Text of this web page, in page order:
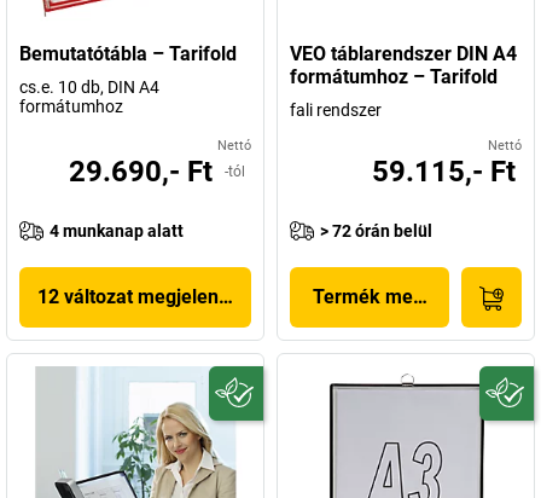
Bemutatótábla – Tarifold
cs.e. 10 db, DIN A4
formátumhoz
Nettó
29.690,- Ft -tól
4 munkanap alatt
12 változat megjelenítése
VEO táblarendszer DIN A4
formátumhoz – Tarifold
fali rendszer
Nettó
59.115,- Ft
> 72 órán belül
Termék megjelenítése